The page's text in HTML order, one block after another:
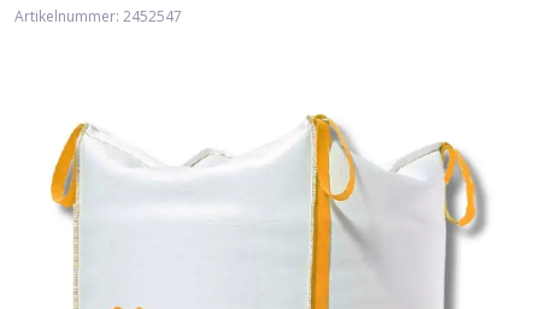
Artikelnummer: 2452547